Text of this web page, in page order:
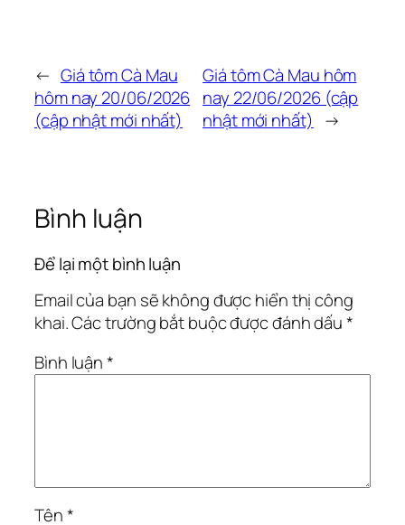
← Giá tôm Cà Mau
hôm nay 20/06/2026
(cập nhật mới nhất)
Giá tôm Cà Mau hôm
nay 22/06/2026 (cập
nhật mới nhất) →
Bình luận
Để lại một bình luận
Email của bạn sẽ không được hiển thị công
khai.Các trường bắt buộc được đánh dấu*
Bình luận*
Tên*